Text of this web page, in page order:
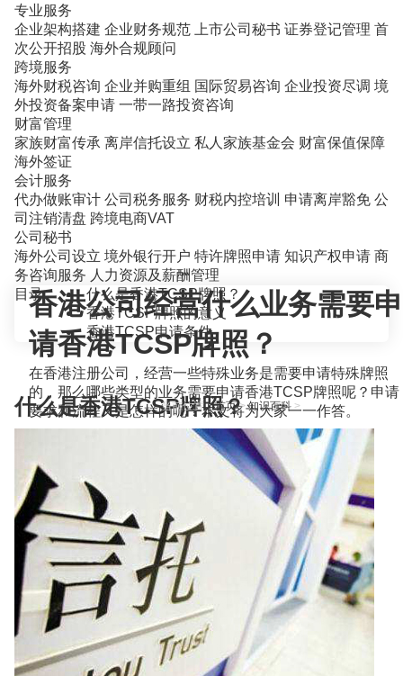
专业服务
企业架构搭建 企业财务规范 上市公司秘书 证券登记管理 首
次公开招股 海外合规顾问
跨境服务
海外财税咨询 企业并购重组 国际贸易咨询 企业投资尽调 境
外投资备案申请 一带一路投资咨询
财富管理
家族财富传承 离岸信托设立 私人家族基金会 财富保值保障
海外签证
会计服务
代办做账审计 公司税务服务 财税内控培训 申请离岸豁免 公
司注销清盘 跨境电商VAT
公司秘书
海外公司设立 境外银行开户 特许牌照申请 知识产权申请 商
务咨询服务 人力资源及薪酬管理
当前位置：首页>知识百科>
香港公司经营什么业务需要申
请香港TCSP牌照？
在香港注册公司，经营一些特殊业务是需要申请特殊牌照
的，那么哪些类型的业务需要申请香港TCSP牌照呢？申请
要求和流程又是怎样的呢？本文将为大家一一作答。
目录
什么是香港TCSP牌照？
香港TCSP牌照的意义
香港TCSP申请条件
什么是香港TCSP牌照？